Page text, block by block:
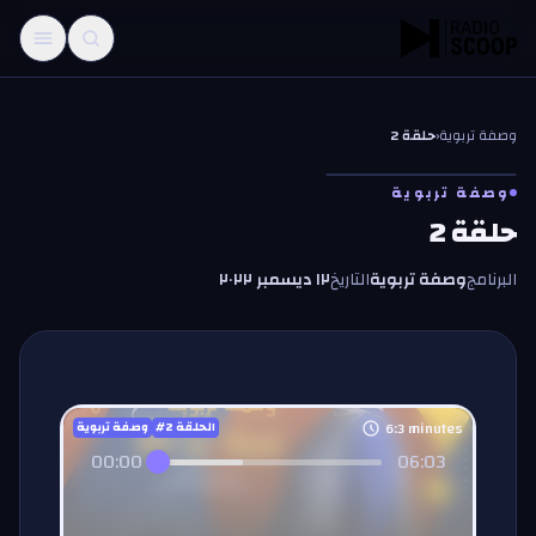
وصفة تربوية‹حلقة 2
وصفة تربوية
حلقة 2
البرنامجوصفة تربويةالتاريخ١٢ ديسمبر ٢٠٢٢
وصفة تربوية #الحلقة2 6:3minutes
00:00 06:03